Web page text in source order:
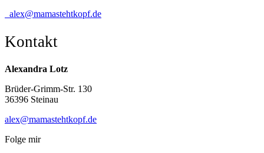
alex@mamastehtkopf.de
Kontakt
Alexandra Lotz
Brüder-Grimm-Str. 130
36396 Steinau
alex@mamastehtkopf.de
Folge mir